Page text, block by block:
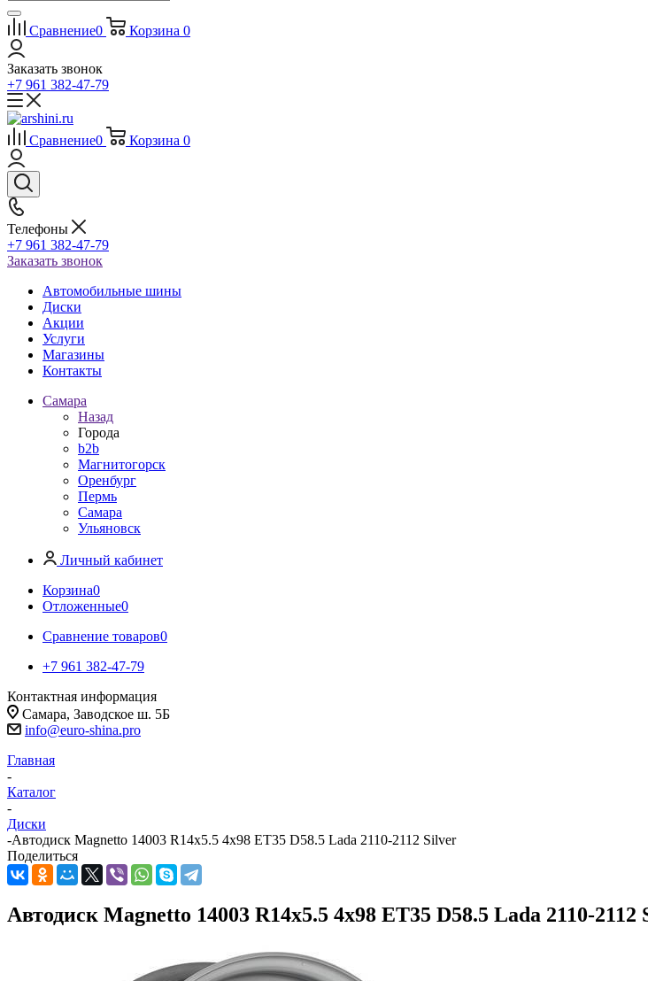
Сравнение0 Корзина 0
Заказать звонок
+7 961 382-47-79
Сравнение0 Корзина 0
Телефоны
+7 961 382-47-79
Заказать звонок
Автомобильные шины
Диски
Акции
Услуги
Магазины
Контакты
Самара
Назад
Города
b2b
Магнитогорск
Оренбург
Пермь
Самара
Ульяновск
Личный кабинет
Корзина0
Отложенные0
Сравнение товаров0
+7 961 382-47-79
Контактная информация
Самара, Заводское ш. 5Б
info@euro-shina.pro
Главная
-
Каталог
-
Диски
-Автодиск Magnetto 14003 R14x5.5 4x98 ET35 D58.5 Lada 2110-2112 Silver
Поделиться
Автодиск Magnetto 14003 R14x5.5 4x98 ET35 D58.5 Lada 2110-2112